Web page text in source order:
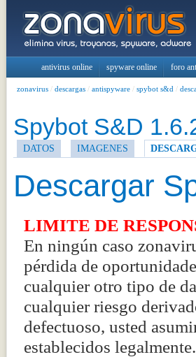
antivirus online spyware online foro
zonavirus / descargas / antispyware / spybot s&d /
Spybot S&D
DATOS IMAGENES
Descargar
LIMITE DE
En ningún caso
pérdida de
cualquier otro tipo de
cualquier riesgo
defectuoso, usted
establecidos